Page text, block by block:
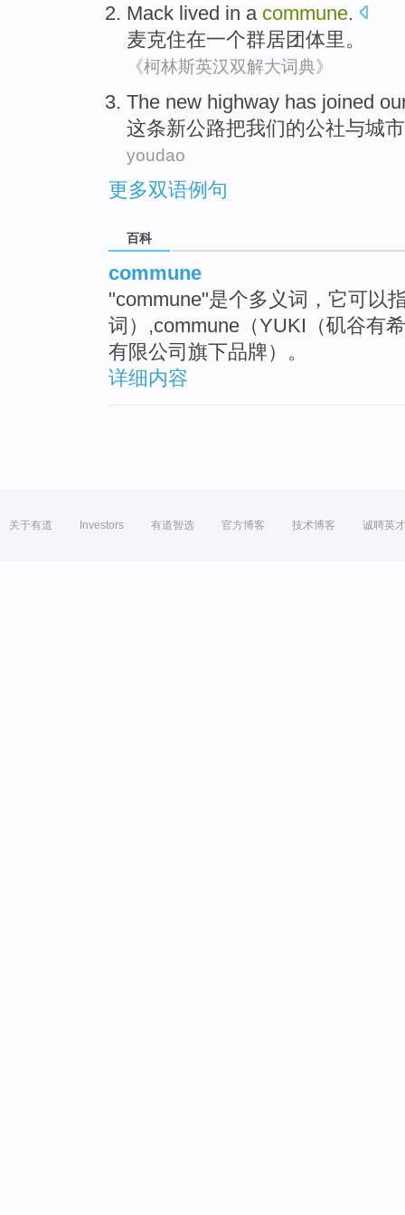
Mack lived in a commune.
麦克住在一个群居团体里 。
《柯林斯英汉双解大词典》
The new highway has joined
这条新公路把我们的公社与城市
youdao
更多双语例句
百科
commune
"commune"是个多义词，它可以
词）,commune（YUKI（矶谷有
有限公司旗下品牌）。
详细内容
关于有道 Investors 有道智选 官方博客 技术博客 诚聘英才